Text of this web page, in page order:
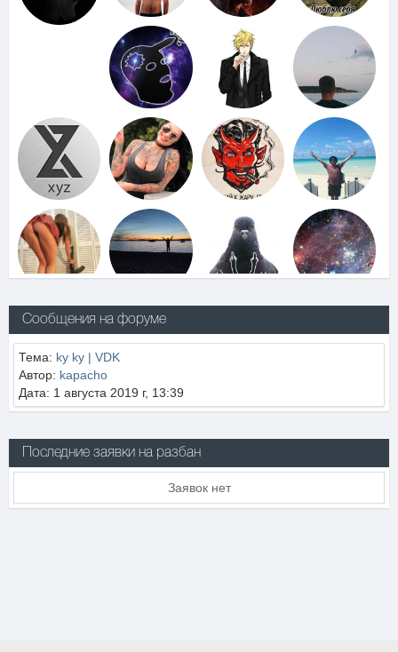
Сообщения на форуме
Тема: ky ky | VDK
Автор: kapacho
Дата: 1 августа 2019 г, 13:39
Последние заявки на разбан
Заявок нет